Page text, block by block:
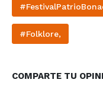
#Folklore,
COMPARTE TU